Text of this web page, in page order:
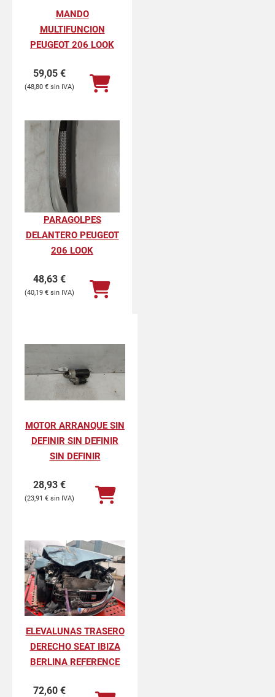
MANDO
MULTIFUNCION
PEUGEOT 206 LOOK
59,05 €
48,80 €
PARAGOLPES
DELANTERO PEUGEOT
206 LOOK
48,63 €
40,19 €
MOTOR ARRANQUE SIN
DEFINIR SIN DEFINIR
SIN DEFINIR
28,93 €
23,91 €
ELEVALUNAS TRASERO
DERECHO SEAT IBIZA
BERLINA REFERENCE
72,60 €